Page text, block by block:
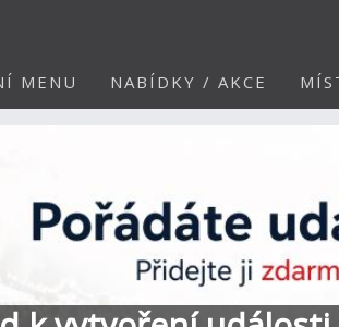
MENU NABÍDKY / AKCE